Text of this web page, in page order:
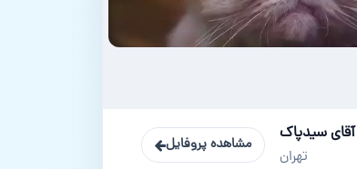
آقای سیدپاک
تهران
مشاهده پروفایل